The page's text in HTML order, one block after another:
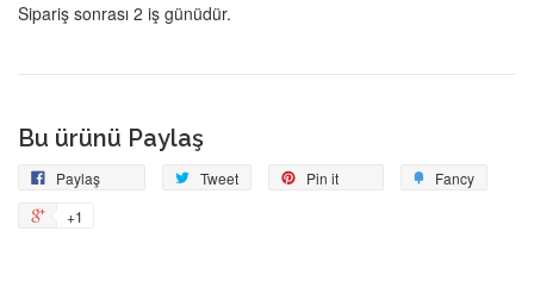
Sipariş sonrası 2 iş günüdür.
Bu ürünü Paylaş
Paylaş
Facebook'ta Tweet Tweetle Pin it Fancy
+1